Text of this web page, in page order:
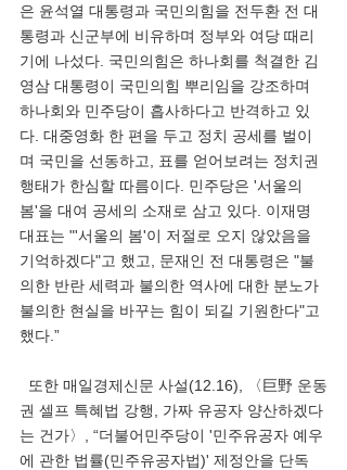
은 윤석열 대통령과 국민의힘을 전두환 전 대
통령과 신군부에 비유하며 정부와 여당 때리
기에 나섰다. 국민의힘은 하나회를 척결한 김
영삼 대통령이 국민의힘 뿌리임을 강조하며
하나회와 민주당이 흡사하다고 반격하고 있
다. 대중영화 한 편을 두고 정치 공세를 벌이
며 국민을 선동하고, 표를 얻어보려는 정치권
행태가 한심할 따름이다. 민주당은 '서울의
봄'을 대여 공세의 소재로 삼고 있다. 이재명
대표는 "'서울의 봄'이 저절로 오지 않았음을
기억하겠다"고 했고, 문재인 전 대통령은 "불
의한 반란 세력과 불의한 역사에 대한 분노가
불의한 현실을 바꾸는 힘이 되길 기원한다"고
했다.”
권 셀프 특혜법 강행, 가짜 유공자 양산하겠다
는 건가〉, “더불어민주당이 '민주유공자 예우
에 관한 법률(민주유공자법)' 제정안을 단독